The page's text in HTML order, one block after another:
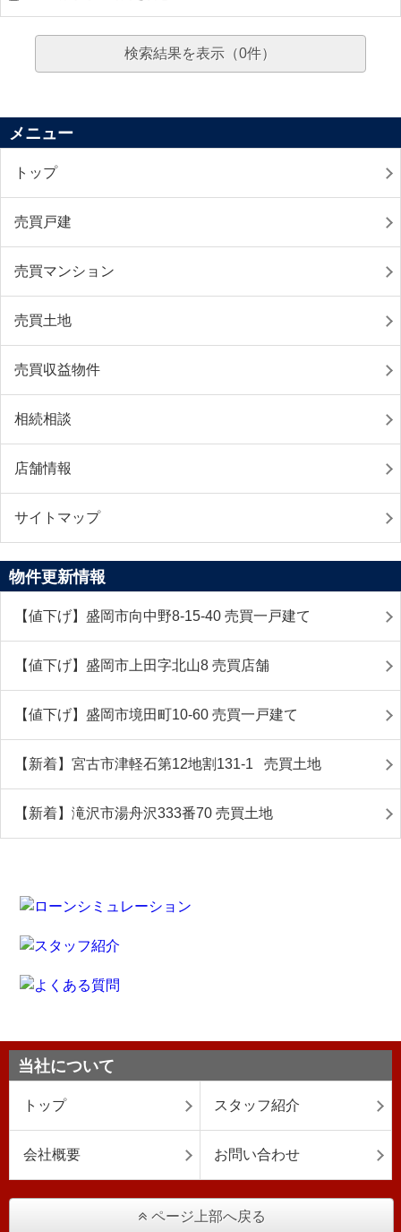
検索結果を表示（0件）
メニュー
トップ
売買戸建
売買マンション
売買土地
売買収益物件
相続相談
店舗情報
サイトマップ
物件更新情報
【値下げ】盛岡市向中野8-15-40 売買一戸建て
【値下げ】盛岡市上田字北山8 売買店舗
【値下げ】盛岡市境田町10-60 売買一戸建て
【新着】宮古市津軽石第12地割131-1 売買土地
【新着】滝沢市湯舟沢333番70 売買土地
当社について
トップ スタッフ紹介
会社概要 お問い合わせ
ページ上部へ戻る